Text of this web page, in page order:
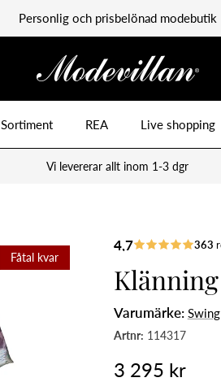
Personlig och prisbelönad modebutik
Sortiment REA Live shopping
Vi levererar allt inom 1-3 dgr
Fåtal kvar
Klänning
Varumärke: Swing
3 295 kr